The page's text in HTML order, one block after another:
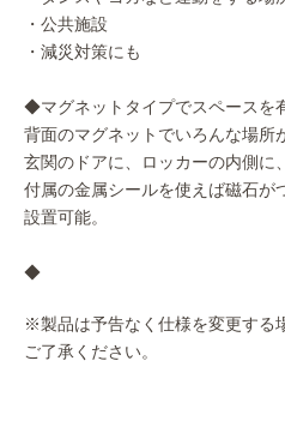
・公共施設
・減災対策にも
◆マグネットタイプでスペースを
背面のマグネットでいろんな場所
玄関のドアに、ロッカーの内側に
付属の金属シールを使えば磁石が
設置可能。
◆
※製品は予告なく仕様を変更する
ご了承ください。